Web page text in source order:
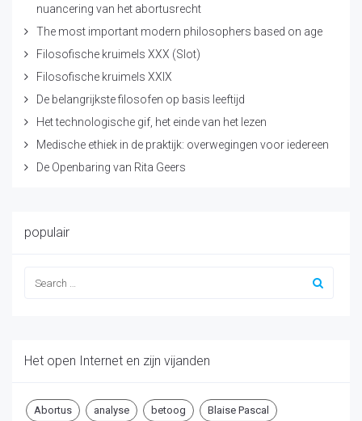
nuancering van het abortusrecht
The most important modern philosophers based on age
Filosofische kruimels XXX (Slot)
Filosofische kruimels XXIX
De belangrijkste filosofen op basis leeftijd
Het technologische gif, het einde van het lezen
Medische ethiek in de praktijk: overwegingen voor iedereen
De Openbaring van Rita Geers
populair
Het open Internet en zijn vijanden
Abortus analyse betoog Blaise Pascal